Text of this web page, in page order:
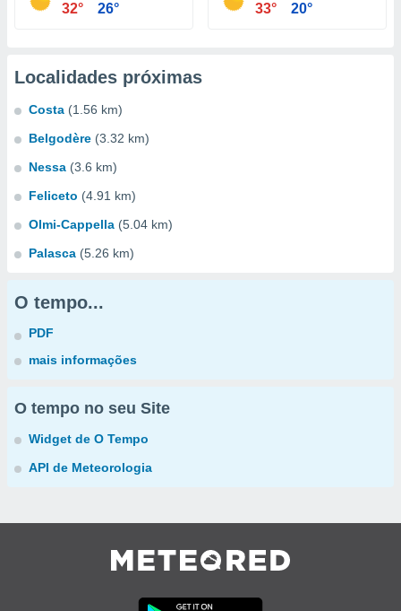
32° 26° 33° 20°
Localidades próximas
Costa (1.56 km)
Belgodère (3.32 km)
Nessa (3.6 km)
Feliceto (4.91 km)
Olmi-Cappella (5.04 km)
Palasca (5.26 km)
O tempo...
PDF
mais informações
O tempo no seu Site
Widget de O Tempo
API de Meteorologia